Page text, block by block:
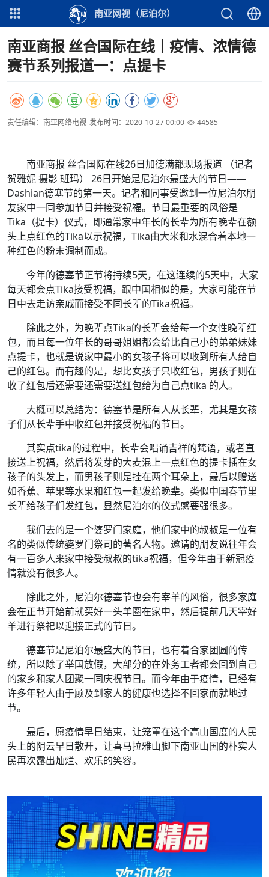
南亚网视（尼泊尔）
南亚商报 丝合国际在线丨疫情、浓情德
赛节系列报道一：点提卡
责任编辑：南亚网络电视 发布时间：2020-10-27 00:00 44585
南亚商报 丝合国际在线26日加德满都现场报道 （记者
贺雅妮 摄影 班玛） 26日开始是尼泊尔最盛大的节日——
Dashian德塞节的第一天。记者和同事受邀到一位尼泊尔朋
友家中一同参加节日并接受祝福。节日最重要的风俗是
Tika（提卡）仪式，即通常家中年长的长辈为所有晚辈在额
头上点红色的Tika以示祝福，Tika由大米和水混合着本地一
种红色的粉末调制而成。
今年的德塞节正节将持续5天，在这连续的5天中，大家
每天都会点Tika接受祝福，跟中国相似的是，大家可能在节
日中去走访亲戚而接受不同长辈的Tika祝福。
除此之外，为晚辈点Tika的长辈会给每一个女性晚辈红
包，而且每一位年长的哥哥姐姐都会给比自己小的弟弟妹妹
点提卡，也就是说家中最小的女孩子将可以收到所有人给自
己的红包。而有趣的是，想比女孩子只收红包，男孩子则在
收了红包后还需要还需要送红包给为自己点tika 的人。
大概可以总结为：德塞节是所有人从长辈，尤其是女孩
子们从长辈手中收红包并接受祝福的节日。
其实点tika的过程中，长辈会唱诵吉祥的梵语，或者直
接送上祝福，然后将发芽的大麦混上一点红色的提卡插在女
孩子的头发上，而男孩子则是挂在两个耳朵上，最后以赠送
如香蕉、苹果等水果和红包一起发给晚辈。类似中国春节里
长辈给孩子们发红包，显然尼泊尔的仪式感要强很多。
我们去的是一个婆罗门家庭，他们家中的叔叔是一位有
名的类似传统婆罗门祭司的著名人物。邀请的朋友说往年会
有一百多人来家中接受叔叔的tika祝福，但今年由于新冠疫
情就没有很多人。
除此之外，尼泊尔德塞节也会有宰羊的风俗，很多家庭
会在正节开始前就买好一头羊圈在家中，然后提前几天宰好
羊进行祭祀以迎接正式的节日。
德塞节是尼泊尔最盛大的节日，也有着合家团圆的传
统，所以除了举国放假，大部分的在外务工者都会回到自己
的家乡和家人团聚一同庆祝节日。而今年由于疫情，已经有
许多年轻人由于顾及到家人的健康也选择不回家而就地过
节。
最后，愿疫情早日结束，让笼罩在这个高山国度的人民
头上的阴云早日散开，让喜马拉雅山脚下南亚山国的朴实人
民再次露出灿烂、欢乐的笑容。